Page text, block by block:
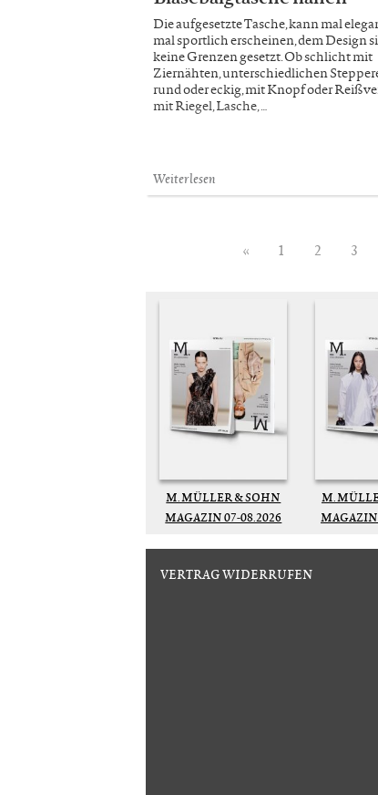
Die aufgesetzte Tasche, kann mal
mal sportlich erscheinen, dem Design
keine Grenzen gesetzt. Ob schlicht mit
Ziernähten, unterschiedlichen
rund oder eckig, mit Knopf oder
mit Riegel, Lasche, …
Weiterlesen
« 1 2 3
M. MÜLLER & SOHN
MAGAZIN 07-08.2026
M.
VERTRAG WIDERRUFEN